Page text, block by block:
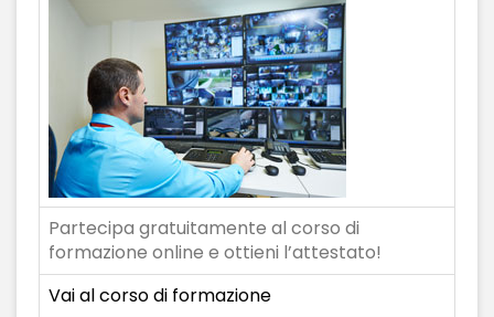
Partecipa gratuitamente al corso di
formazione online e ottieni l’attestato!
Vai al corso di formazione